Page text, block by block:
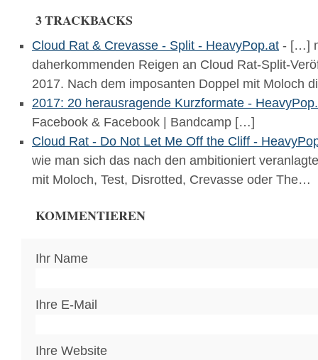
3 TRACKBACKS
Cloud Rat & Crevasse - Split - HeavyPop.at - […]
daherkommenden Reigen an Cloud Rat-Split-
2017. Nach dem imposanten Doppel mit Moloch
2017: 20 herausragende Kurzformate -
Facebook & Facebook | Bandcamp […]
Cloud Rat - Do Not Let Me Off the Cliff -
wie man sich das nach den ambitioniert
mit Moloch, Test, Disrotted, Crevasse oder The…
KOMMENTIEREN
Ihr Name
Ihre E-Mail
Ihre Website